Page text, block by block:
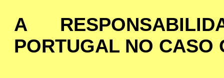
A
PORTUGAL NO CASO